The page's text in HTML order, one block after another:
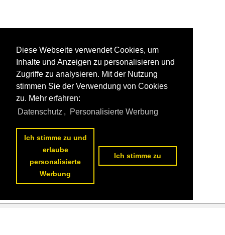
Diese Webseite verwendet Cookies, um
Inhalte und Anzeigen zu personalisieren und
Zugriffe zu analysieren. Mit der Nutzung
stimmen Sie der Verwendung von Cookies
zu. Mehr erfahren:
Datenschutz , Personalisierte Werbung
Ich stimme zu und
erlaube
personalisierte
Werbung
Ich stimme zu